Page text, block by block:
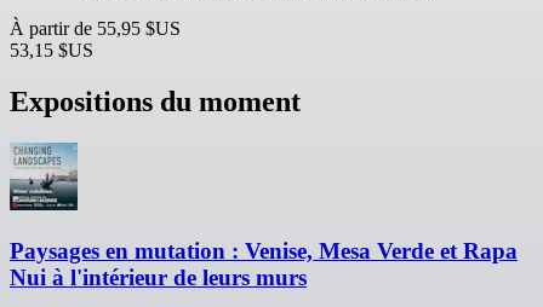
À partir de 55,95 $US
53,15 $US
Expositions du moment
Paysages en mutation : Venise, Mesa Verde et Rapa
Nui à l'intérieur de leurs murs